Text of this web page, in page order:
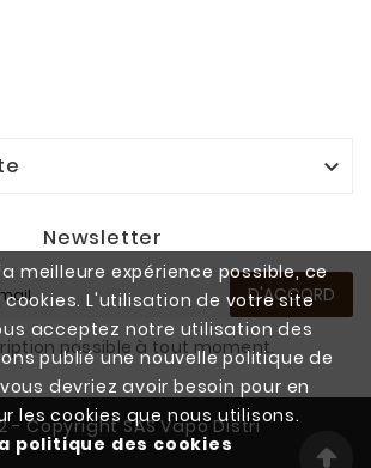
meilleure expérience possible, ce
L'utilisation de votre site
acceptez notre utilisation des
publié une nouvelle politique de
devriez avoir besoin pour en
les cookies que nous utilisons.
politique des cookies

Newsletter
D'ACCORD
possible à tout moment.
- Copyright SAS Vapo Distri